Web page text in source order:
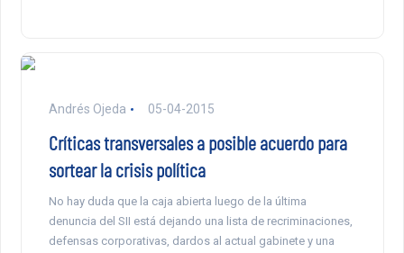
Andrés Ojeda 05-04-2015
Críticas transversales a posible acuerdo para
sortear la crisis política
No hay duda que la caja abierta luego de la última
denuncia del SII está dejando una lista de recriminaciones,
defensas corporativas, dardos al actual gabinete y una